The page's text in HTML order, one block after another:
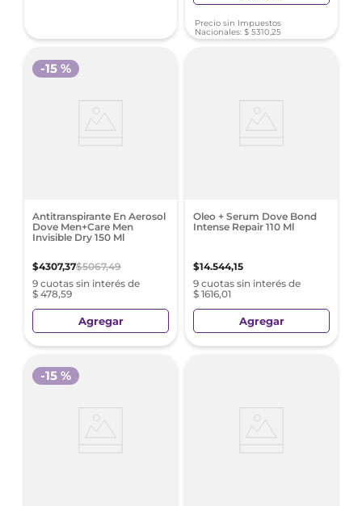
Precio sin Impuestos
Nacionales: $ 5310,25
Antitranspirante En Aerosol
Dove Men+Care Men
Invisible Dry 150 Ml
$4307,37$5067,49
9 cuotas sin interés de
$ 478,59
-15 %
Agregar
Oleo + Serum Dove Bond
Intense Repair 110 Ml
$14.544,15
9 cuotas sin interés de
$ 1616,01
Agregar
-15 %